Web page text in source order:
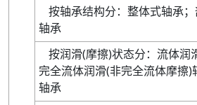
按轴承结构分： 整体式轴承；
轴承
按润滑(摩擦)状态分： 流体润
完全流体润滑(非完全流体摩擦)
轴承